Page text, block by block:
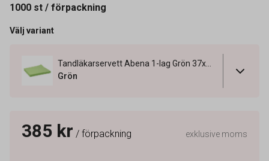
1000 st / förpackning
Välj variant
Tandläkarservett Abena 1-lag Grön 37x38cm
Grön
385 kr / förpackning exklusive moms